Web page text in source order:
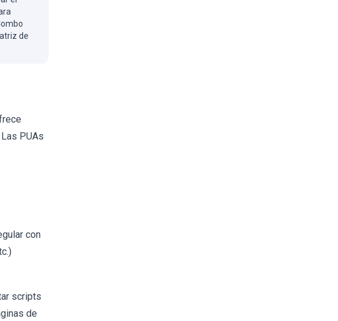
de
PUAs
con
scripts
de